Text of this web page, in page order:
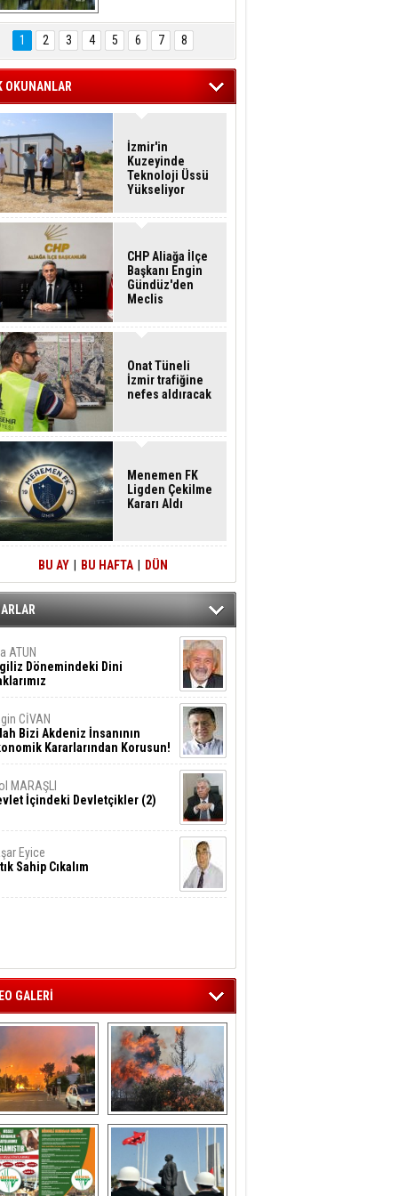
Hasan Eser'in
Objektifinden
1 2 3 4 5 6 7 8
OKUNANLAR
İzmir'in
Kuzeyinde
Teknoloji Üssü
Yükseliyor
CHP Aliağa İlçe
Başkanı Engin
Gündüz'den
Meclis
Çağrısı
Onat Tüneli
İzmir trafiğine
nefes aldıracak
Menemen FK
Ligden Çekilme
Kararı Aldı
BU AY BU HAFTA DÜN
ATUN
Dönemindeki Dini
CİVAN
Bizi Akdeniz İnsanının
Kararlarından Korusun!
MARAŞLI
İçindeki Devletçikler (2)
Eyice
Sahip Cıkalım
GALERİ
‘da  otluk
alanda çıkan
yangın evlere
sıçramadan
söndürüldü
Aliağa'nın Ciğerleri